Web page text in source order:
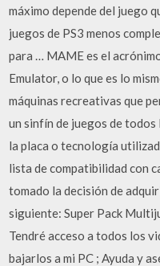
máximo depende del juego
juegos de PS3 menos
para … MAME es el
Emulator, o lo que es lo
máquinas recreativas que
un sinfín de juegos de
la placa o tecnología
lista de compatibilidad con
tomado la decisión de
siguiente: Super Pack
Tendré acceso a todos los
bajarlos a mi PC ; Ayuda y